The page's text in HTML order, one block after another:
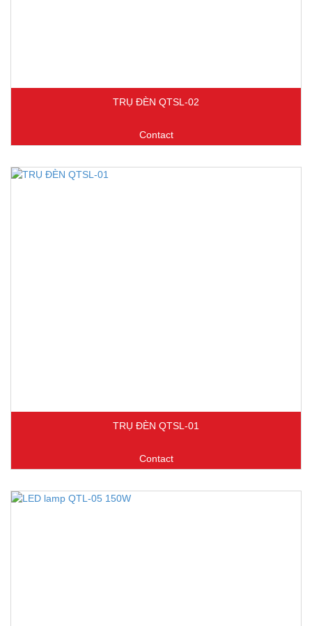
TRỤ ĐÈN QTSL-02
Contact
TRỤ ĐÈN QTSL-01
Contact